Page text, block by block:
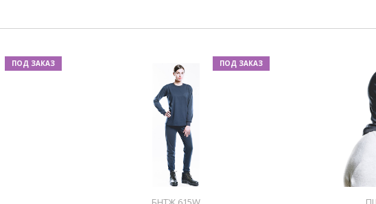
ПОД ЗАКАЗ ПОД ЗАКАЗ